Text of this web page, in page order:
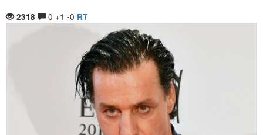
2318 0 +1 -0 RT